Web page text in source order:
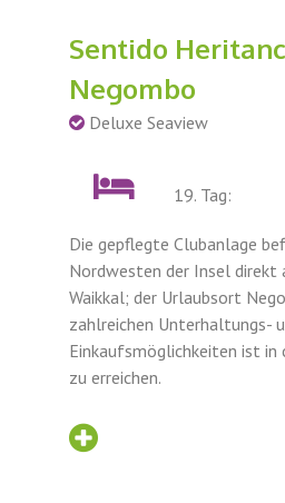
Sentido
Negombo
Deluxe Seaview
19. Tag:
Die gepflegte Clubanlage
Nordwesten der Insel direkt
Waikkal; der Urlaubsort
zahlreichen Unterhaltungs-
Einkaufsmöglichkeiten ist in
zu erreichen.